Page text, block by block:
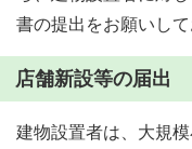
書の提出をお願いして
店舗新設等の届出
建物設置者は、大規